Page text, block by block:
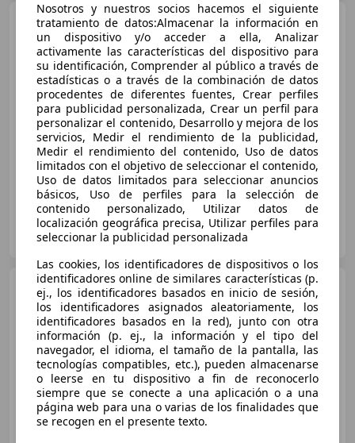
Audi A6 2.0TDI ultra S-Tronic
190
€ 18.000
Sin comparación
07/2014 180.000 km Diésel 140 kW (190 CV)
Particular
ES-28007 Madrid
Audi A6A6 2.0TDI ultra S-
Tronic 190 Advanced edition
Advanced edition
€ 13.900
Sin comparación
08/2014 241.000 km Diésel 140 kW (190 CV)
Nosotros y nuestros socios hacemos el siguiente
tratamiento de datos:Almacenar la información en
un dispositivo y/o acceder a ella, Analizar
activamente las características del dispositivo para
su identificación, Comprender al público a través de
estadísticas o a través de la combinación de datos
procedentes de diferentes fuentes, Crear perfiles
para publicidad personalizada, Crear un perfil para
personalizar el contenido, Desarrollo y mejora de los
servicios, Medir el rendimiento de la publicidad,
Medir el rendimiento del contenido, Uso de datos
limitados con el objetivo de seleccionar el contenido,
Uso de datos limitados para seleccionar anuncios
básicos, Uso de perfiles para la selección de
contenido personalizado, Utilizar datos de
localización geográfica precisa, Utilizar perfiles para
seleccionar la publicidad personalizada
Las cookies, los identificadores de dispositivos o los
identificadores online de similares características (p.
ej., los identificadores basados en inicio de sesión,
los identificadores asignados aleatoriamente, los
identificadores basados en la red), junto con otra
información (p. ej., la información y el tipo del
navegador, el idioma, el tamaño de la pantalla, las
tecnologías compatibles, etc.), pueden almacenarse
o leerse en tu dispositivo a fin de reconocerlo
siempre que se conecte a una aplicación o a una
página web para una o varias de los finalidades que
se recogen en el presente texto.